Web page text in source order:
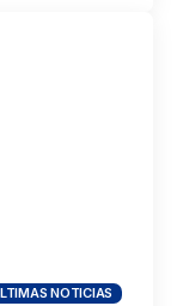
NOTICIAS